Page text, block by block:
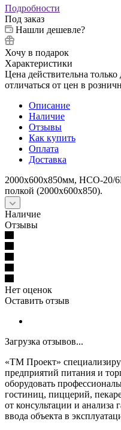
Подробности
Под заказ
Нашли дешевле?
Хочу в подарок
Характеристики
Цена действительна
отличаться от цен в
Описание
Наличие
Отзывы
Как купить
Оплата
Доставка
2000х600х850мм, НСО-20/
полкой (2000х600х850).
Наличие
Отзывы
Нет оценок
Оставить отзыв
Загрузка отзывов...
«ТМ Проект»
предприятий питания и
оборудовать
гостиниц, пиццерий,
от консультации и анализа
ввода объекта в